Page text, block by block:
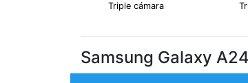
Triple cámara
Samsung Galaxy A24